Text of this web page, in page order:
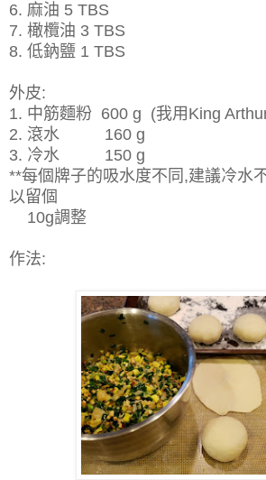
6. 麻油 5 TBS
7. 橄欖油 3 TBS
8. 低鈉鹽 1 TBS
外皮:
1. 中筋麵粉 600 g (我用King
2. 滾水 160 g
3. 冷水 150 g
**每個牌子的吸水度不同,建議冷水
以留個
10g調整
作法: